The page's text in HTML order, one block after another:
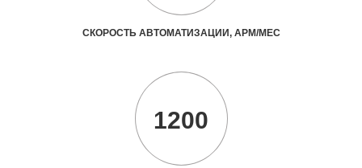
СКОРОСТЬ АВТОМАТИЗАЦИИ, АРМ/МЕС
1200